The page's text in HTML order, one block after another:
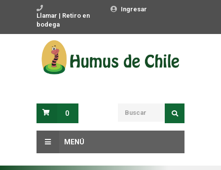
Llamar | Retiro en
bodega
Ingresar
0
MENÚ